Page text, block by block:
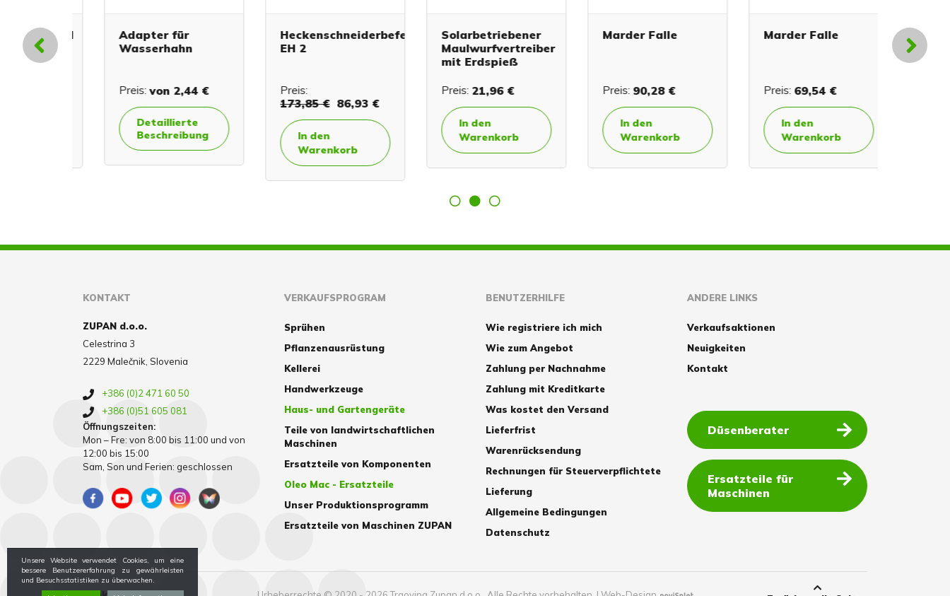
Adapter für
Wasserhahn
Preis: von 2,44 €
Detaillierte
Beschreibung
Heckenschneiderbefestigung
EH 2
Preis:
173,85 € 86,93 €
In den
Warenkorb
Solarbetriebener
Maulwurfvertreiber
mit Erdspieß
Preis: 21,96 €
In den
Warenkorb
Marder Falle
Preis: 90,28 €
In den
Warenkorb
Marder Falle
Preis: 69,54 €
In den
Warenkorb
Solar
KONTAKT
ZUPAN d.o.o.
Celestrina 3
2229 Malečnik, Slovenia
+386 (0)2 471 60 50
+386 (0)51 605 081
Öffnungszeiten:
Mon – Fre: von 8:00 bis 11:00 und von
12:00 bis 15:00
Sam, Son und Ferien: geschlossen
VERKAUFSPROGRAM
Sprühen
Pflanzenausrüstung
Kellerei
Handwerkzeuge
Haus- und Gartengeräte
Teile von landwirtschaftlichen
Maschinen
Ersatzteile von Komponenten
Oleo Mac - Ersatzteile
Unser Produktionsprogramm
Ersatzteile von Maschinen ZUPAN
BENUTZERHILFE
Wie registriere ich mich
Wie zum Angebot
Zahlung per Nachnahme
Zahlung mit Kreditkarte
Was kostet den Versand
Lieferfrist
Warenrücksendung
Rechnungen für Steuerverpflichtete
Lieferung
Allgemeine Bedingungen
Datenschutz
ANDERE LINKS
Verkaufsaktionen
Neuigkeiten
Kontakt
Düsenberater
Ersatzteile für
Maschinen
Unsere Website verwendet Cookies, um eine
bessere Benutzererfahrung zu gewährleisten
und Besuchsstatistiken zu überwachen.